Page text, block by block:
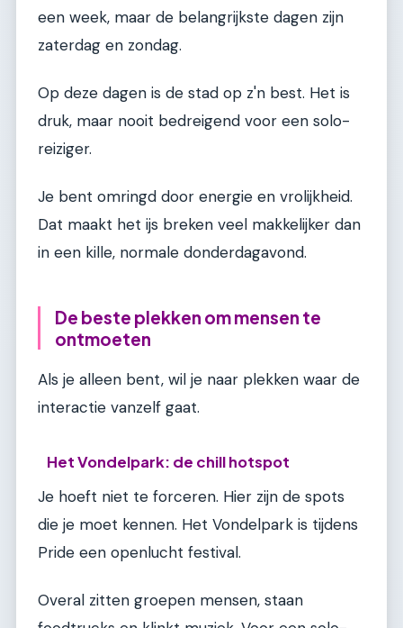
een week, maar de belangrijkste dagen zijn
zaterdag en zondag.
Op deze dagen is de stad op z'n best. Het is
druk, maar nooit bedreigend voor een solo-
reiziger.
Je bent omringd door energie en vrolijkheid.
Dat maakt het ijs breken veel makkelijker dan
in een kille, normale donderdagavond.
De beste plekken om mensen te
ontmoeten
Als je alleen bent, wil je naar plekken waar de
interactie vanzelf gaat.
Het Vondelpark: de chill hotspot
Je hoeft niet te forceren. Hier zijn de spots
die je moet kennen. Het Vondelpark is tijdens
Pride een openlucht festival.
Overal zitten groepen mensen, staan